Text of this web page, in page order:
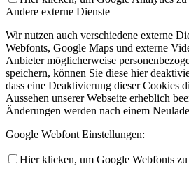
Andere externe Dienste
Wir nutzen auch verschiedene externe
Webfonts, Google Maps und externe
Anbieter möglicherweise
speichern, können Sie diese hier
dass eine Deaktivierung dieser Cookies
Aussehen unserer Webseite erheblich
Änderungen werden nach einem
Google Webfont Einstellungen:
Hier klicken, um Google Webfonts